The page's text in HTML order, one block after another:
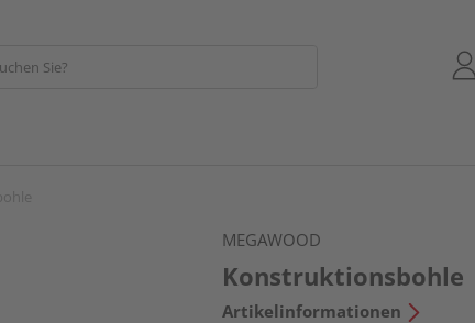
MEGAWOOD
Konstruktionsbohle
Artikelinformationen